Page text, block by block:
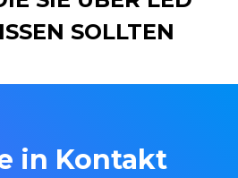
SOLLTEN
in Kontakt